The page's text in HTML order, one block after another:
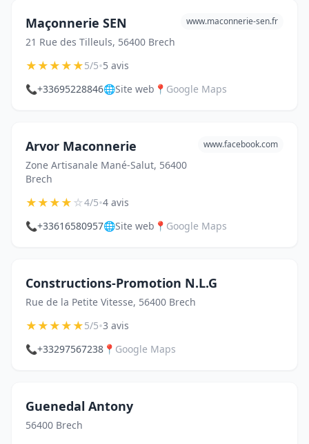
Maçonnerie SEN
21 Rue des Tilleuls, 56400 Brech
www.maconnerie-sen.fr
★★★★★5/5•5 avis
📞+33695228846🌐Site web 📍 Google Maps
Arvor Maconnerie
Zone Artisanale Mané-Salut, 56400
Brech
www.facebook.com
★★★★☆4/5•4 avis
📞+33616580957🌐Site web 📍 Google Maps
Constructions-Promotion N.L.G
Rue de la Petite Vitesse, 56400 Brech
★★★★★5/5•3 avis
📞+33297567238 📍 Google Maps
Guenedal Antony
56400 Brech